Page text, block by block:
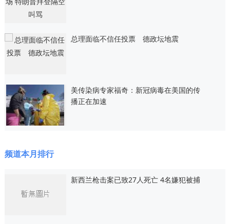
总理面临不信任投票 德政坛地震
美传染病专家福奇：新冠病毒在美国的传
播正在加速
频道本月排行
新西兰枪击案已致27人死亡 4名嫌犯被捕